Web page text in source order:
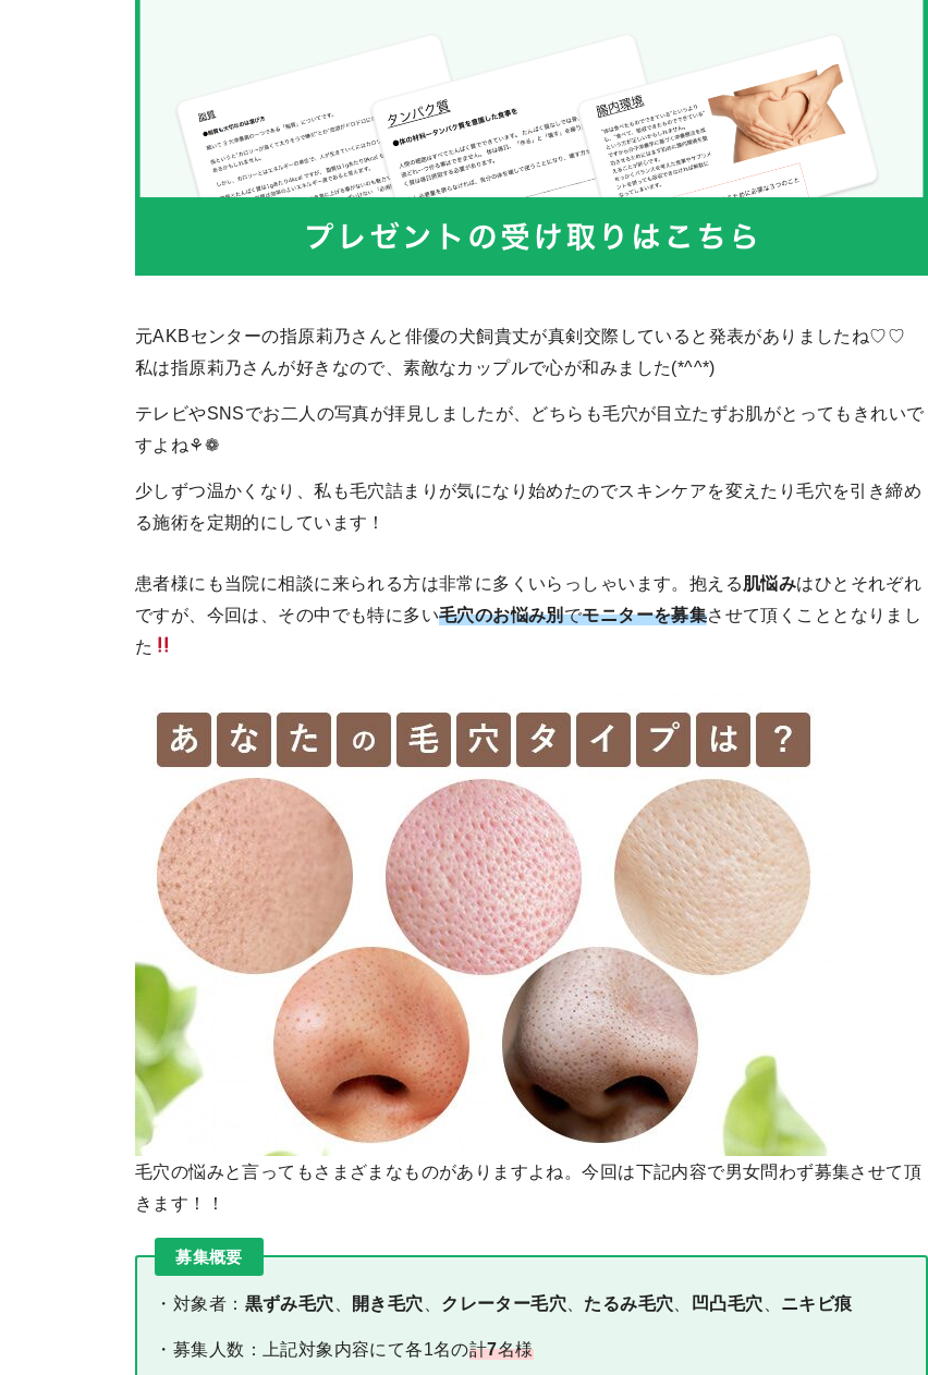
元AKBセンターの指原莉乃さんと俳優の犬飼貴丈が真剣交際していると発表がありましたね♡♡
私は指原莉乃さんが好きなので、素敵なカップルで心が和みました(*^^*)
テレビやSNSでお二人の写真が拝見しましたが、どちらも毛穴が目立たずお肌がとってもきれいで
すよね⚘❁
少しずつ温かくなり、私も毛穴詰まりが気になり始めたのでスキンケアを変えたり毛穴を引き締め
る施術を定期的にしています！
患者様にも当院に相談に来られる方は非常に多くいらっしゃいます。抱える肌悩みはひとそれぞれ
ですが、今回は、その中でも特に多い毛穴のお悩み別でモニターを募集させて頂くこととなりまし
た
毛穴の悩みと言ってもさまざまなものがありますよね。今回は下記内容で男女問わず募集させて頂
きます！！
募集概要
・対象者： 黒ずみ毛穴 開き毛穴 クレーター毛穴、 たるみ毛穴 凹凸毛穴 ニキビ痕
・募集人数：上記対象内容にて各1名の計7名様